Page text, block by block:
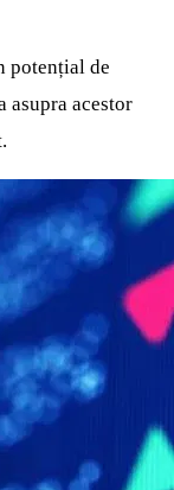
potențial de
asupra acestor